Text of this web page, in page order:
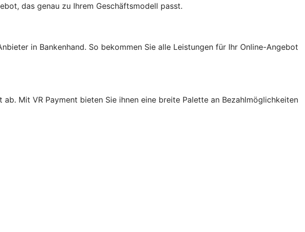
das genau zu Ihrem Geschäftsmodell passt.
in Bankenhand. So bekommen Sie alle Leistungen für Ihr Online-Angebot
Mit VR Payment bieten Sie ihnen eine breite Palette an Bezahlmöglichkeiten